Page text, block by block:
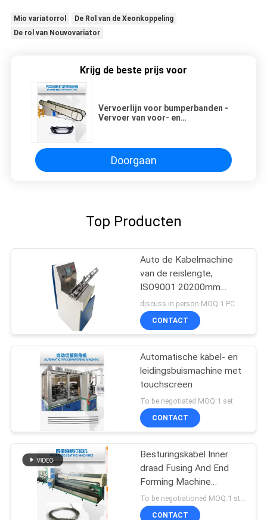
Mio variatorrol
De Rol van de Xeonkoppeling
De rol van Nouvovariator
Krijg de beste prijs voor
Vervoerlijn voor bumperbanden -
Vervoer van voor- en
Doorgaan
Top Producten
Auto de Kabelmachine
van de reislengte,
ISO9001 20200mm
Autoinspectiemachine
discuss in person MOQ:1 PC
CONTACT
Automatische kabel- en
leidingsbuismachine met
touchscreen
To be negotiated MOQ:1 set
CONTACT
Besturingskabel Inner
draad Fusing And End
Forming Machine
Hoogwaardige
CONTACT